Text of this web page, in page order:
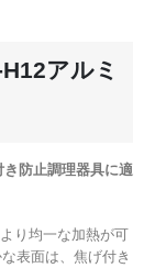
アルミ
防止調理器具に適
り均一な加熱が可
表面は、焦げ付き